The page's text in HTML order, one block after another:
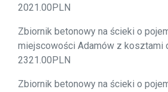
2021.00PLN
Zbiornik betonowy na ścieki o
miejscowości Adamów z kosztami
2321.00PLN
Zbiornik betonowy na ścieki o